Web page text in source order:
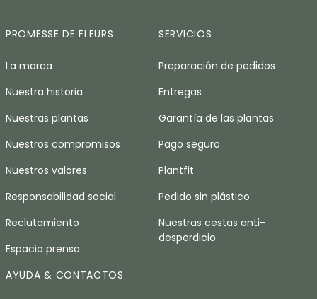
PROMESSE DE FLEURS
La marca
Nuestra historia
Nuestras plantas
Nuestros compromisos
Nuestros valores
Responsabilidad social
Reclutamiento
Espacio prensa
SERVICIOS
Preparación de pedidos
Entregas
Garantía de las plantas
Pago seguro
Plantfit
Pedido sin plástico
Nuestras cestas anti-
desperdicio
AYUDA & CONTACTOS